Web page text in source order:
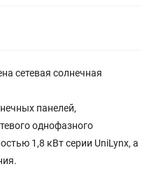
сетевая солнечная
панелей,
однофазного
1,8 кВт серии UniLynx, а